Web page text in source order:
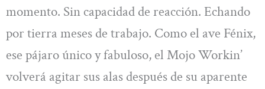
momento. Sin capacidad de reacción. Echando
por tierra meses de trabajo. Como el ave Fénix,
ese pájaro único y fabuloso, el Mojo Workin’
volverá agitar sus alas después de su aparente